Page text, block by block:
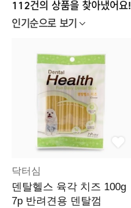
112건의 상품을 찾아냈어요!
인기순으로 보기
닥터심
덴탈헬스 육각 치즈 100g
7p 반려견용 덴탈껌